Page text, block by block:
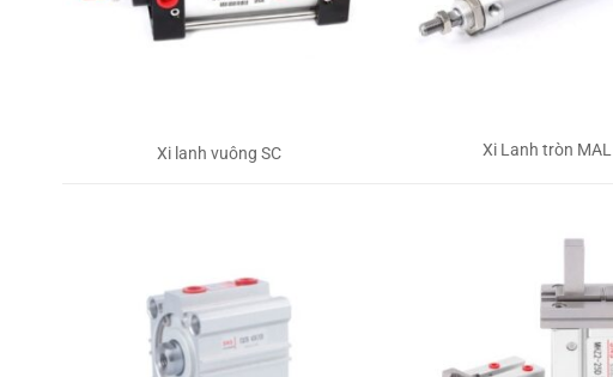
Xi lanh vuông SC Xi Lanh tròn MAL